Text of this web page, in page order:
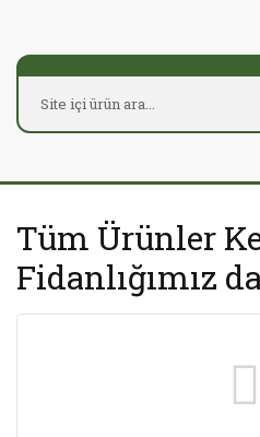
Tüm Ürünler
Fidanlığımız